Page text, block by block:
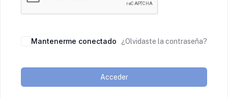
Mantenerme conectado ¿Olvidaste la contraseña?
Acceder